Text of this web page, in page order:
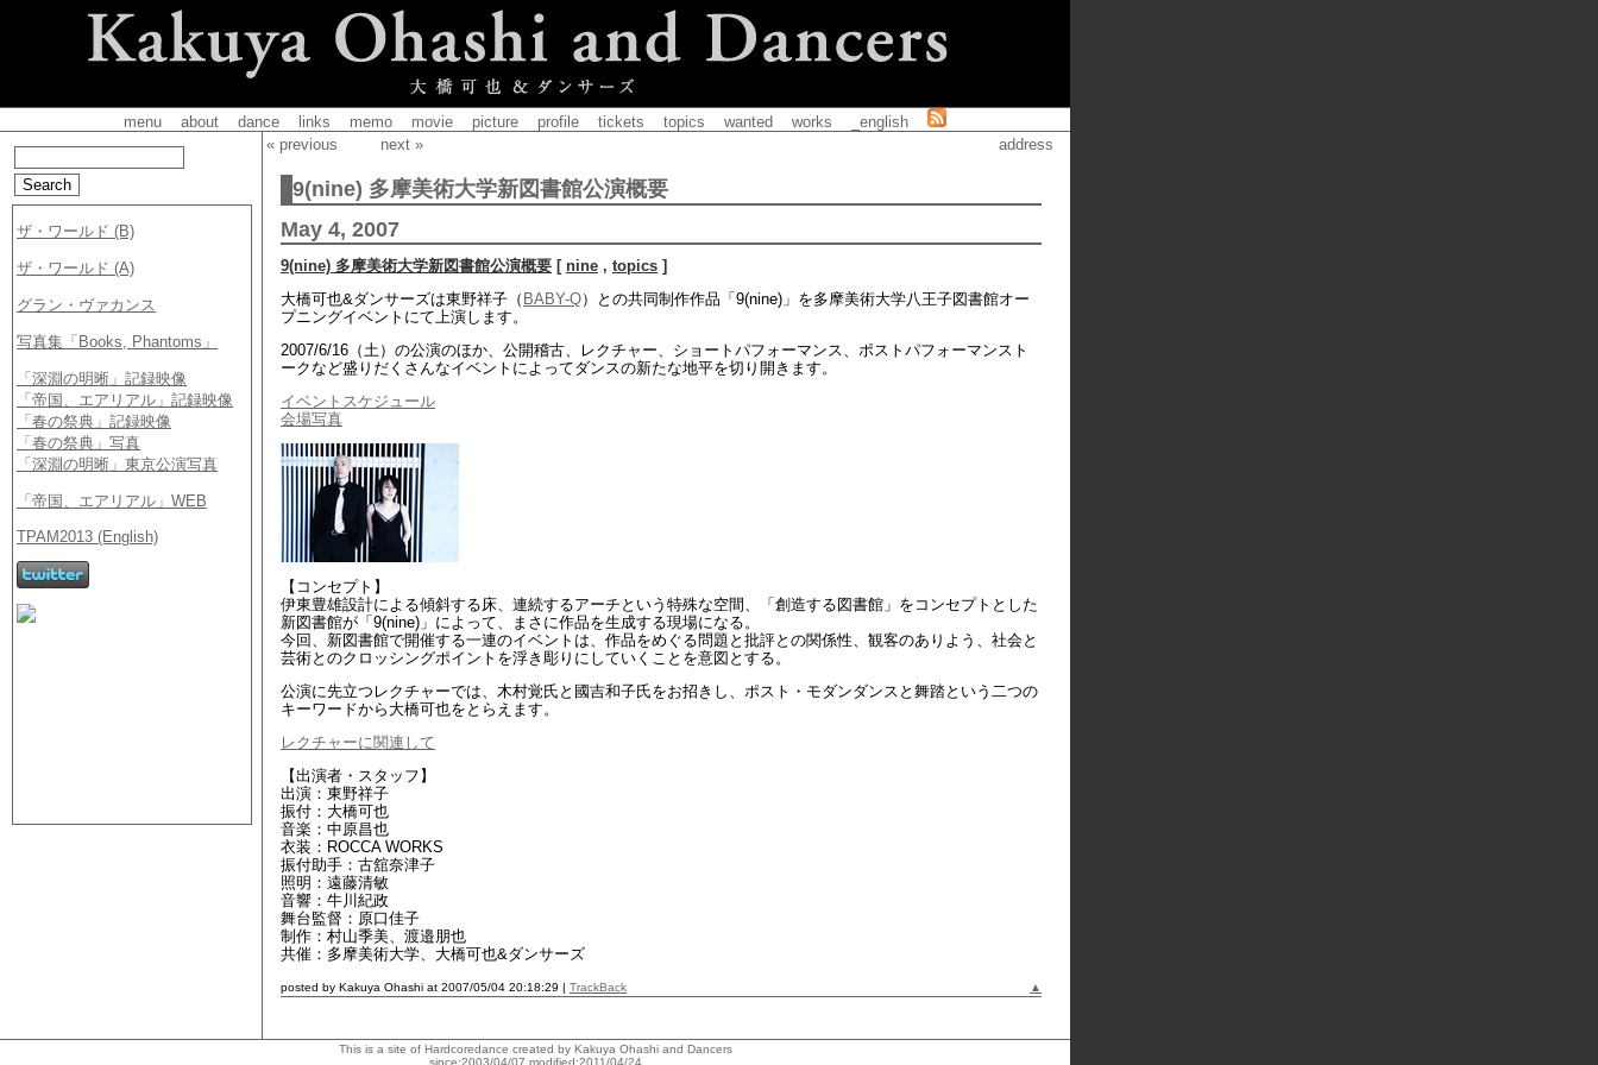
menu about dance links memo movie picture profile tickets topics wanted works
_english
« previous
next » address
9(nine) 多摩美術大学新図書館公演概要
May 4, 2007
9(nine) 多摩美術大学新図書館公演概要 [ nine , topics ]
大橋可也&ダンサーズは東野祥子（ BABY-Q）との共同制作作品「9(nine)」を多摩美術大学八王子図書館オー
プニングイベントにて上演します。
2007/6/16（土）の公演のほか、公開稽古、レクチャー、ショートパフォーマンス、ポストパフォーマンスト
ークなど盛りだくさんなイベントによってダンスの新たな地平を切り開きます。
イベントスケジュール
会場写真
【コンセプト】
伊東豊雄設計による傾斜する床、連続するアーチという特殊な空間、「創造する図書館」をコンセプトとした
新図書館が「9(nine)」によって、まさに作品を生成する現場になる。
今回、新図書館で開催する一連のイベントは、作品をめぐる問題と批評との関係性、観客のありよう、社会と
芸術とのクロッシングポイントを浮き彫りにしていくことを意図とする。
公演に先立つレクチャーでは、木村覚氏と國吉和子氏をお招きし、ポスト・モダンダンスと舞踏という二つの
キーワードから大橋可也をとらえます。
レクチャーに関連して
【出演者・スタッフ】
出演：東野祥子
振付：大橋可也
音楽：中原昌也
衣装：ROCCA WORKS
振付助手：古舘奈津子
照明：遠藤清敏
音響：牛川紀政
舞台監督：原口佳子
制作：村山季美、渡邉朋也
共催：多摩美術大学、大橋可也&ダンサーズ
posted by Kakuya Ohashi at 2007/05/04 20:18:29 | TrackBack ▲
This is a site of Hardcoredance created by Kakuya Ohashi and Dancers
since:2003/04/07 modified:2011/04/24